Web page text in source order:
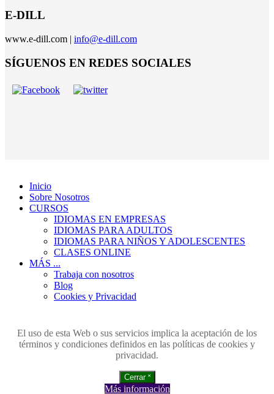
E-DILL
www.e-dill.com | info@e-dill.com
SÍGUENOS EN REDES SOCIALES
Inicio
Sobre Nosotros
CURSOS
IDIOMAS EN EMPRESAS
IDIOMAS PARA ADULTOS
IDIOMAS PARA NIÑOS Y ADOLESCENTES
CLASES ONLINE
MÁS ...
Trabaja con nosotros
Blog
Cookies y Privacidad
El uso de esta Web o sus servicios implica la aceptación de los
términos y condiciones definidos en las políticas de cookies y
privacidad.
Cerrar ˟
Más información